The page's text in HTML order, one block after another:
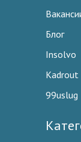
Блог
Insolvo
Kadrout
99uslug